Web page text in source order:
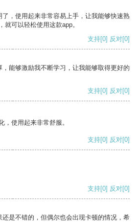
，使用起来非常容易上手，让我能够快速熟
就可以轻松使用这款app。
支持[0] 反对[0]
能够激励我不断学习，让我能够取得更好的
支持[0] 反对[0]
，使用起来非常舒服。
支持[0] 反对[0]
支持[0] 反对[0]
是不错的，但偶尔也会出现卡顿的情况，希